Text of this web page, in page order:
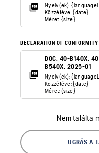
Nyelv(ek):
Közzétéve: {date}
Méret: {size}
DECLARATION OF
DOC. 40-B140X,
B540X. 2025-01
Nyelv(ek):
Közzétéve: {date}
Méret: {size}
Nem találta
UGRÁS A